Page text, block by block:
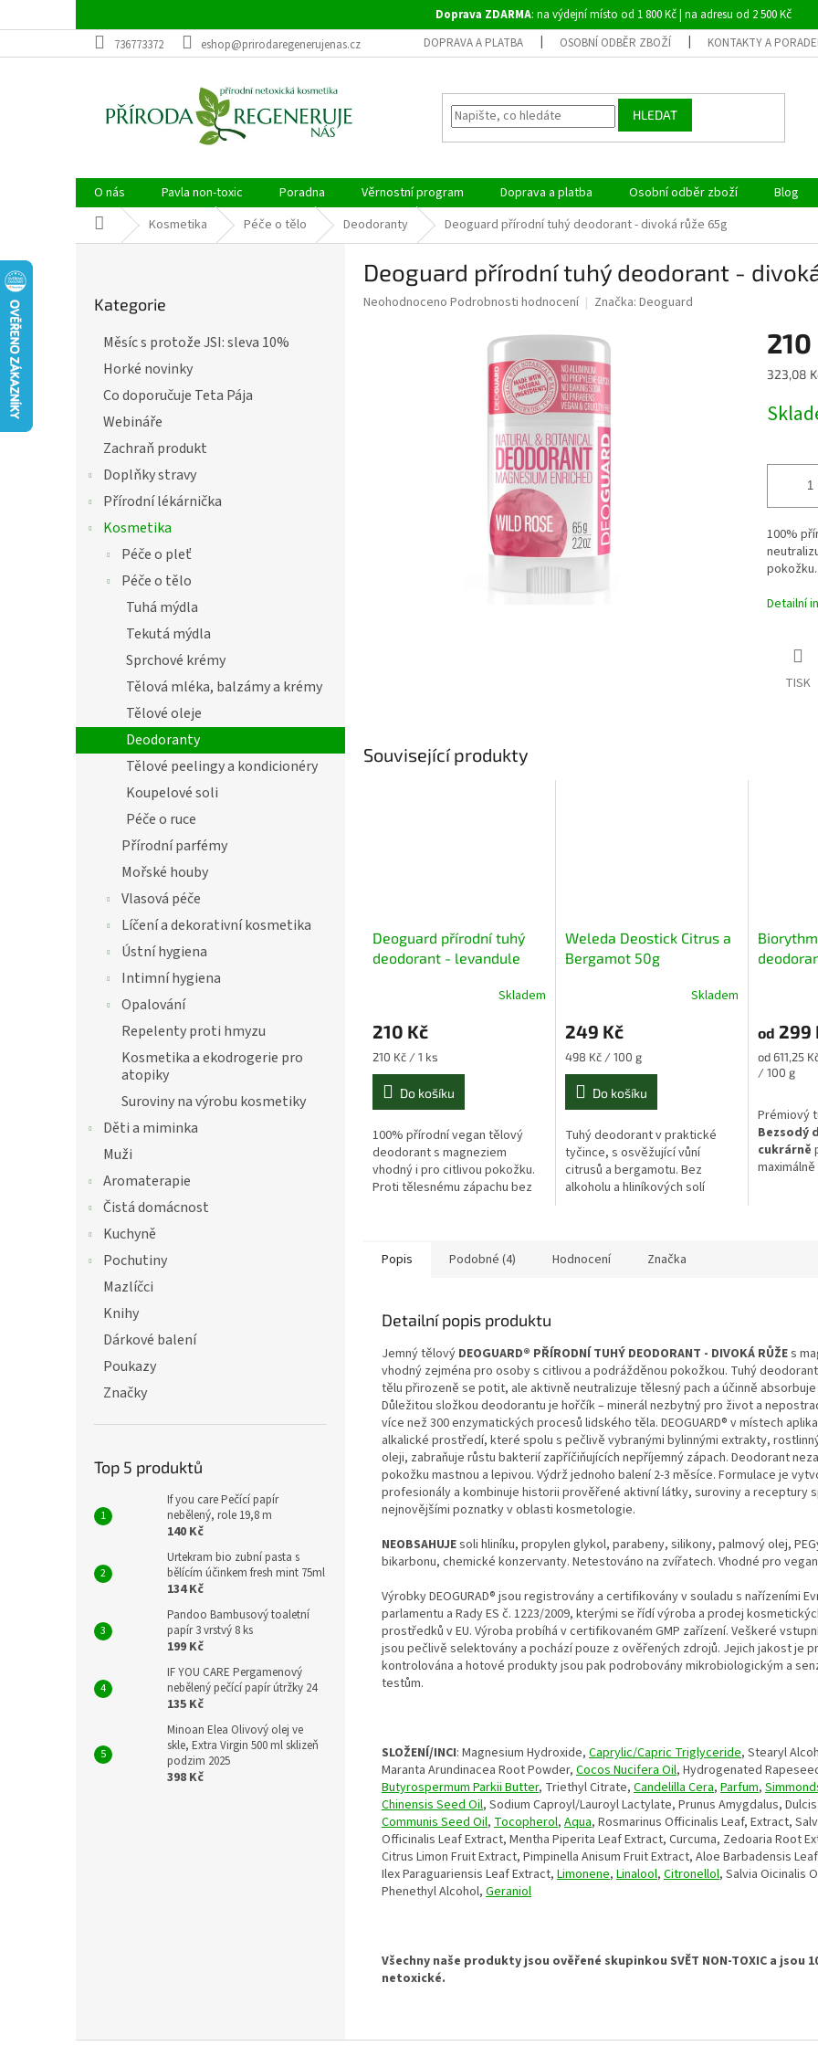
na
Doprava ZDARMA: na výdejní místo od 1 800 Kč | na adresu od 2 500 Kč
736773372
eshop@prirodaregenerujenas.cz DOPRAVA A PLATBA OSOBNÍ ODBĚR ZBOŽÍ KONTAKTY A
HLEDAT
O nás Pavla non-toxic Poradna Věrnostní program Doprava a platba Osobní odběr zboží Blog
Domů Kosmetika Péče o tělo Deodoranty Deoguard přírodní tuhý deodorant - divoká růže 65g
kategorie
Kategorie
Měsíc s protože JSI: sleva 10%
Horké novinky
Co doporučuje Teta Pája
Webináře
Zachraň produkt
Doplňky stravy
Přírodní lékárnička
Kosmetika
Péče o pleť
Péče o tělo
Tuhá mýdla
Tekutá mýdla
Sprchové krémy
Tělová mléka, balzámy a krémy
Tělové oleje
Deodoranty
Tělové peelingy a kondicionéry
Koupelové soli
Péče o ruce
Přírodní parfémy
Mořské houby
Vlasová péče
Líčení a dekorativní kosmetika
Ústní hygiena
Intimní hygiena
Opalování
Repelenty proti hmyzu
Kosmetika a ekodrogerie pro
atopiky
Suroviny na výrobu kosmetiky
Děti a miminka
Muži
Aromaterapie
Čistá domácnost
Kuchyně
Pochutiny
Mazlíčci
Knihy
Dárkové balení
Poukazy
Značky
Top 5 produktů
If you care Pečící papír
nebělený, role 19,8 m
140 Kč
Urtekram bio zubní pasta s
bělícím účinkem fresh mint 75ml
134 Kč
Pandoo Bambusový toaletní
papír 3 vrstvý 8 ks
199 Kč
IF YOU CARE Pergamenový
nebělený pečící papír útržky 24
135 Kč
Minoan Elea Olivový olej ve
skle, Extra Virgin 500 ml sklizeň
podzim 2025
398 Kč
Deoguard přírodní tuhý deodorant -
Průměrné
Neohodnoceno Podrobnosti hodnocení Značka: Deoguard
210
Měrná
323,08
100%
Detailní
TISK
Související produkty
Deoguard přírodní tuhý
deodorant - levandule
Skladem
210 Kč
Měrná
cena:
210 Kč / 1 ks
Do košíku
100% přírodní vegan tělový
deodorant s magneziem
vhodný i pro citlivou pokožku.
Proti tělesnému zápachu bez
Weleda Deostick Citrus a
Bergamot 50g
Skladem
249 Kč
Měrná
cena:
498 Kč / 100 g
Do košíku
Tuhý deodorant v praktické
tyčince, s osvěžující vůní
citrusů a bergamotu. Bez
alkoholu a hliníkových solí
od 299
Měrná
cena:
od 611,25
/ 100 g
Prémiový
Bezsodý
cukrárně
pocení,
bakterie a
Sladká,
ovocná
meruněk,
dodává
komfortu,
ekologický
plastové
Popis Podobné (4) Hodnocení Značka
Detailní popis produktu
Jemný tělový DEOGUARD® PŘÍRODNÍ TUHÝ DEODORANT - DIVOKÁ RŮŽEs
vhodný zejména pro osoby s citlivou a podrážděnou pokožkou. Tuhý
tělu přirozeně se potit, ale aktivně neutralizuje tělesný pach a účinně
Důležitou složkou deodorantu je hořčík – minerál nezbytný pro život a
více než 300 enzymatických procesů lidského těla. DEOGUARD® v místech
alkalické prostředí, které spolu s pečlivě vybranými bylinnými extrakty,
oleji, zabraňuje růstu bakterií zapříčiňujících nepříjemný zápach. Deodorant
pokožku mastnou a lepivou. Výdrž jednoho balení 2-3 měsíce. Formulace je
profesionály a kombinuje historii prověřené aktivní látky, suroviny a receptury
nejnovějšími poznatky v oblasti kosmetologie.
NEOBSAHUJEsoli hliníku, propylen glykol, parabeny, silikony, palmový olej,
bikarbonu, chemické konzervanty. Netestováno na zvířatech. Vhodné pro
Výrobky DEOGURAD® jsou registrovány a certifikovány v souladu s nařízeními
parlamentu a Rady ES č. 1223/2009, kterými se řídí výroba a prodej
prostředků v EU. Výroba probíhá v certifikovaném GMP zařízení. Veškeré
jsou pečlivě selektovány a pochází pouze z ověřených zdrojů. Jejich jakost je
kontrolována a hotové produkty jsou pak podrobovány mikrobiologickým a
testům.
SLOŽENÍ/INCI: Magnesium Hydroxide, Caprylic/Capric Triglyceride, Stearyl
Maranta Arundinacea Root Powder, Cocos Nucifera Oil, Hydrogenated
Butyrospermum Parkii Butter, Triethyl Citrate, Candelilla Cera, Parfum,
Chinensis Seed Oil, Sodium Caproyl/Lauroyl Lactylate, Prunus Amygdalus,
Communis Seed Oil, Tocopherol, Aqua, Rosmarinus Officinalis Leaf, Extract,
Officinalis Leaf Extract, Mentha Piperita Leaf Extract, Curcuma, Zedoaria Root
Citrus Limon Fruit Extract, Pimpinella Anisum Fruit Extract, Aloe Barbadensis
Ilex Paraguariensis Leaf Extract, Limonene, Linalool, Citronellol, Salvia Oicinalis
Phenethyl Alcohol, Geraniol
Všechny naše produkty jsou ověřené skupinkou SVĚT NON-TOXIC a jsou
netoxické.